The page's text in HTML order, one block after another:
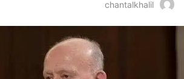
chantalkhalil